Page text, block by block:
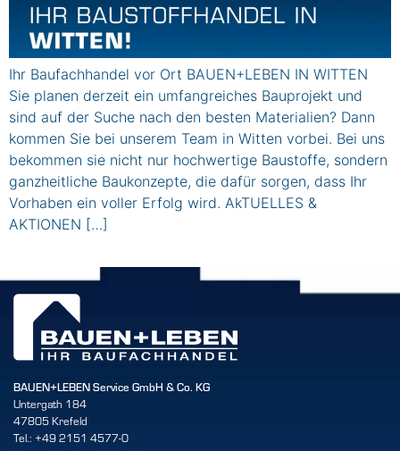
Ihr Baufachhandel vor Ort BAUEN+LEBEN IN WITTEN
Sie planen derzeit ein umfangreiches Bauprojekt und
sind auf der Suche nach den besten Materialien? Dann
kommen Sie bei unserem Team in Witten vorbei. Bei uns
bekommen sie nicht nur hochwertige Baustoffe, sondern
ganzheitliche Baukonzepte, die dafür sorgen, dass Ihr
Vorhaben ein voller Erfolg wird. AkTUELLES &
AKTIONEN […]
BAUEN+LEBEN Service GmbH & Co. KG
Untergath 184
47805 Krefeld
Tel.: +49 2151 4577-0